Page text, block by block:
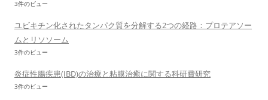
3件のビュー
ユビキチン化されたタンパク質を分解する2つの経路：プロテアソー
ムとリソソーム
3件のビュー
炎症性腸疾患(IBD)の治療と粘膜治癒に関する科研費研究
3件のビュー